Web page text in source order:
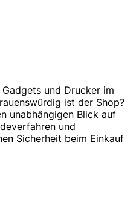
und Drucker im
ist der Shop?
unabhängigen Blick auf
und
Sicherheit beim Einkauf